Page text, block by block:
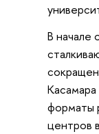
В начале
форматы
центров